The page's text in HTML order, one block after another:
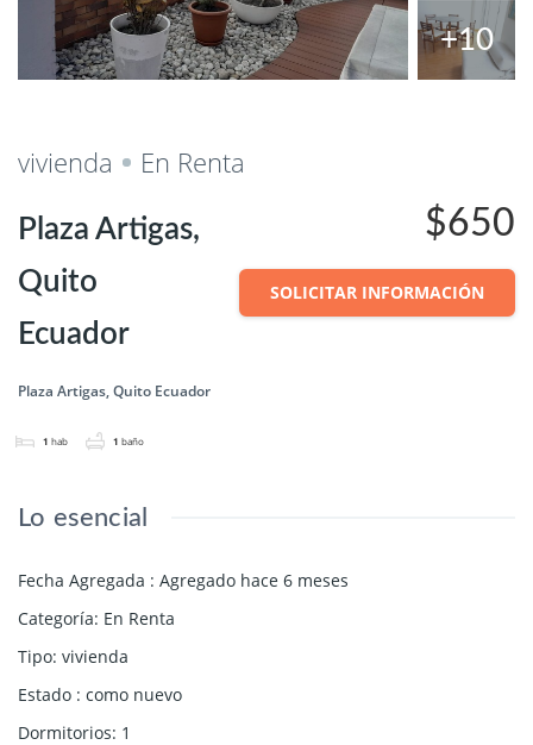
+10
vivienda En Renta
Plaza Artigas,
Quito
Ecuador
Plaza Artigas, Quito Ecuador
1 hab 1 baño
$650
SOLICITAR INFORMACIÓN
Lo esencial
Fecha Agregada : Agregado hace 6 meses
Categoría: En Renta
Tipo: vivienda
Estado : como nuevo
Dormitorios: 1